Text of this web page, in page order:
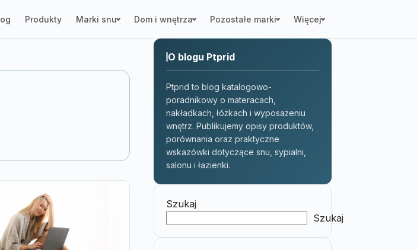
Produkty Marki snu Dom i wnętrza Pozostałe marki Więcej
O blogu Ptprid
Ptprid to blog katalogowo-
poradnikowy o materacach,
nakładkach, łóżkach i wyposażeniu
wnętrz. Publikujemy opisy produktów,
porównania oraz praktyczne
wskazówki dotyczące snu, sypialni,
salonu i łazienki.
Szukaj
Szukaj